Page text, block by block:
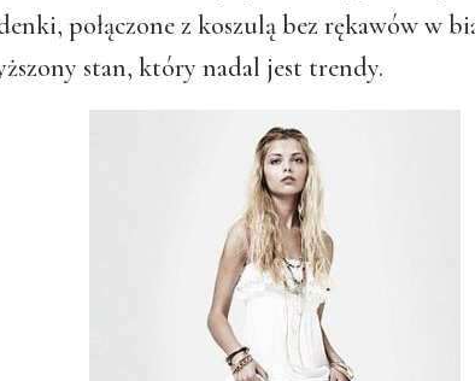
połączone z koszulą bez rękawów w
stan, który nadal jest trendy.